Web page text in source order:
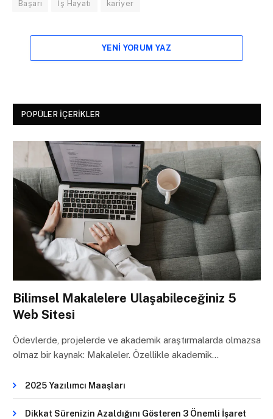
Başarı İş Hayatı kariyer
YENI YORUM YAZ
POPÜLER İÇERIKLER
Bilimsel Makalelere Ulaşabileceğiniz 5
Web Sitesi
Ödevlerde, projelerde ve akademik araştırmalarda olmazsa
olmaz bir kaynak: Makaleler. Özellikle akademik…
2025 Yazılımcı Maaşları
Dikkat Sürenizin Azaldığını Gösteren 3 Önemli İşaret